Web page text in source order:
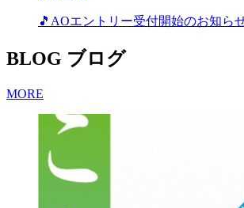
🎵AOエントリー受付開始のお知ら
BLOG ブログ
MORE